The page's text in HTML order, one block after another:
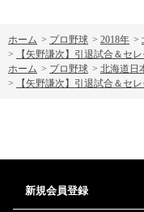
ホーム > プロ野球 > 2018年 >
>
【矢野謙次】引退試合＆セレ
ホーム > プロ野球 > 北海道日
>
【矢野謙次】引退試合＆セレ
新規会員登録